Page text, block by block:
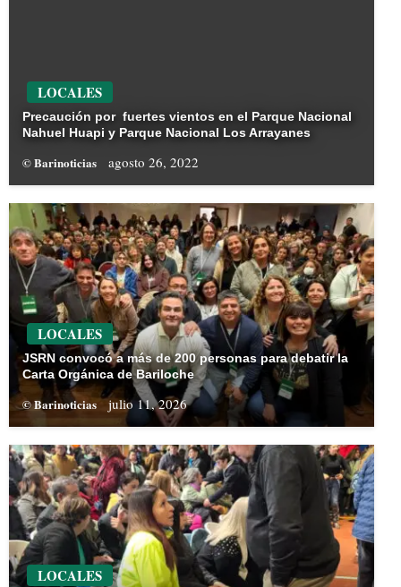
LOCALES
Precaución por fuertes vientos en el Parque Nacional
Nahuel Huapi y Parque Nacional Los Arrayanes
© Barinoticias agosto 26, 2022
LOCALES
JSRN convocó a más de 200 personas para debatir la
Carta Orgánica de Bariloche
© Barinoticias julio 11, 2026
LOCALES